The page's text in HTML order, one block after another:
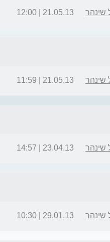
שינהר 21.05.13 | 12:00
שינהר 21.05.13 | 11:59
שינהר 23.04.13 | 14:57
שינהר 29.01.13 | 10:30